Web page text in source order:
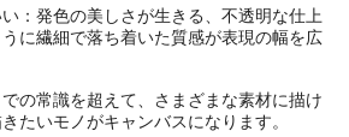
：発色の美しさが生きる、不透明な仕上
に繊細で落ち着いた質感が表現の幅を広
の常識を超えて、さまざまな素材に描け
たいモノがキャンバスになります。